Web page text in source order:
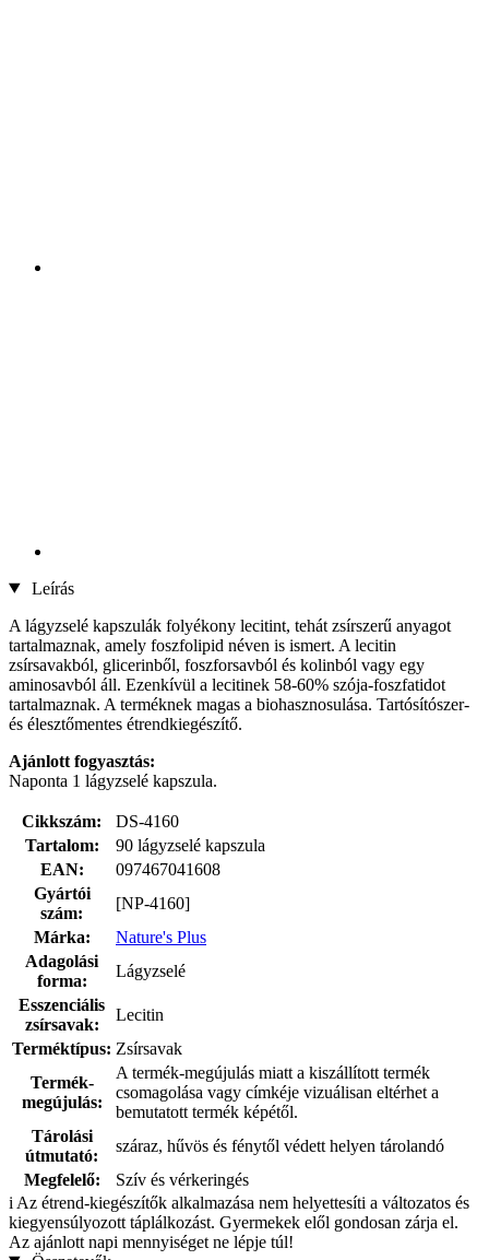
Leírás
A lágyzselé kapszulák folyékony lecitint, tehát zsírszerű anyagot
tartalmaznak, amely foszfolipid néven is ismert. A lecitin
zsírsavakból, glicerinből, foszforsavból és kolinból vagy egy
aminosavból áll. Ezenkívül a lecitinek 58-60% szója-foszfatidot
tartalmaznak. A terméknek magas a biohasznosulása. Tartósítószer-
és élesztőmentes étrendkiegészítő.
Ajánlott fogyasztás:
Naponta 1 lágyzselé kapszula.
Cikkszám:
DS-4160
Tartalom:
90 lágyzselé kapszula
EAN:
097467041608
Gyártói
szám:
[NP-4160]
Márka:
Nature's Plus
Adagolási
forma:
Lágyzselé
Esszenciális
zsírsavak:
Lecitin
Terméktípus: Zsírsavak
Termék-
megújulás:
A termék-megújulás miatt a kiszállított termék
csomagolása vagy címkéje vizuálisan eltérhet a
bemutatott termék képétől.
Tárolási
útmutató:
száraz, hűvös és fénytől védett helyen tárolandó
Megfelelő:
Szív és vérkeringés
i Az étrend-kiegészítők alkalmazása nem helyettesíti a változatos és
kiegyensúlyozott táplálkozást. Gyermekek elől gondosan zárja el.
Az ajánlott napi mennyiséget ne lépje túl!